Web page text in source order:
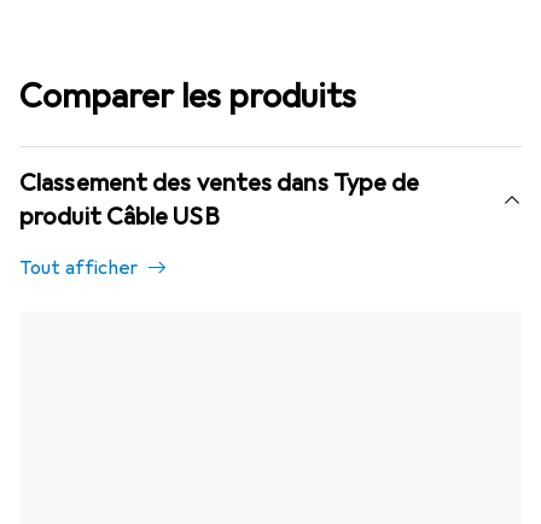
Comparer les produits
Classement des ventes dans Type de
produit Câble USB
Tout afficher